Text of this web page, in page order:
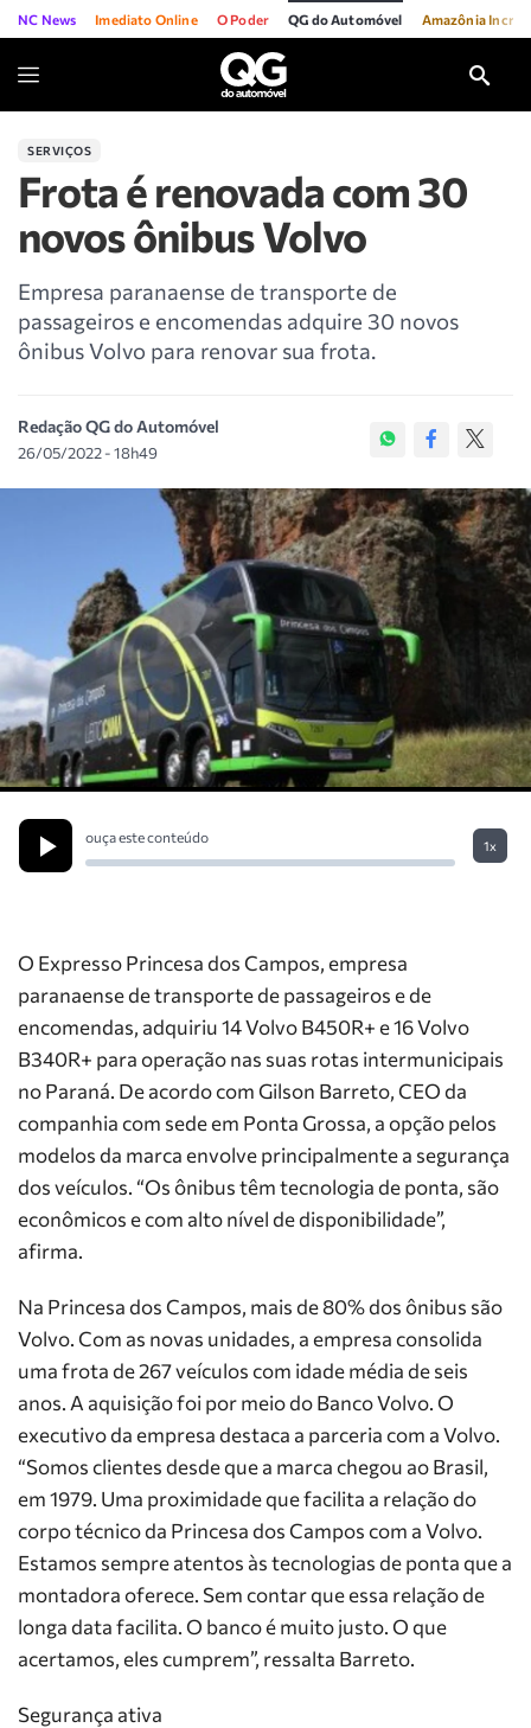
NC News Imediato Online O Poder QG do Automóvel Amazônia
SERVIÇOS
Frota é renovada com 30
novos ônibus Volvo
Empresa paranaense de transporte de
passageiros e encomendas adquire 30 novos
ônibus Volvo para renovar sua frota.
Redação QG do Automóvel
26/05/2022 - 18h49
ouça este conteúdo
1x
O Expresso Princesa dos Campos, empresa
paranaense de transporte de passageiros e de
encomendas, adquiriu 14 Volvo B450R+ e 16 Volvo
B340R+ para operação nas suas rotas intermunicipais
no Paraná. De acordo com Gilson Barreto, CEO da
companhia com sede em Ponta Grossa, a opção pelos
modelos da marca envolve principalmente a segurança
dos veículos. “Os ônibus têm tecnologia de ponta, são
econômicos e com alto nível de disponibilidade”,
afirma.
Na Princesa dos Campos, mais de 80% dos ônibus são
Volvo. Com as novas unidades, a empresa consolida
uma frota de 267 veículos com idade média de seis
anos. A aquisição foi por meio do Banco Volvo. O
executivo da empresa destaca a parceria com a Volvo.
“Somos clientes desde que a marca chegou ao Brasil,
em 1979. Uma proximidade que facilita a relação do
corpo técnico da Princesa dos Campos com a Volvo.
Estamos sempre atentos às tecnologias de ponta que a
montadora oferece. Sem contar que essa relação de
longa data facilita. O banco é muito justo. O que
acertamos, eles cumprem”, ressalta Barreto.
Segurança ativa